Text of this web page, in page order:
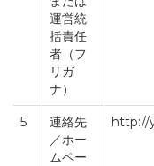
運営統
括責任
者（フ
リガ
ナ）
5
連絡先
／ホー
ムペー
http://